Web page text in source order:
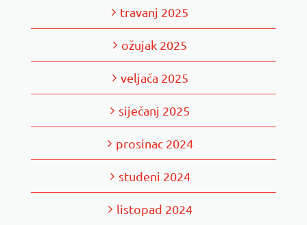
travanj 2025
ožujak 2025
veljača 2025
siječanj 2025
prosinac 2024
studeni 2024
listopad 2024